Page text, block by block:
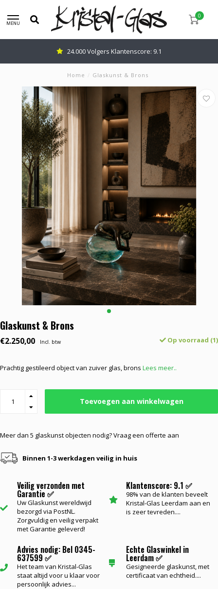
MENU
0
24.000 Volgers Klantenscore: 9.1
Home / Glaskunst & Brons
Glaskunst & Brons
€2.250,00 Incl. btw Op voorraad (1)
Prachtig gestileerd object van zuiver glas, brons Lees meer..
Toevoegen aan winkelwagen
Meer dan 5 glaskunst objecten nodig? Vraag een offerte aan
Binnen 1-3 werkdagen veilig in huis
Veilig verzonden met
Garantie ✅
Uw Glaskunst wereldwijd
bezorgd via PostNL.
Zorgvuldig en veilig verpakt
met Garantie geleverd!
Klantenscore: 9.1 ✅
98% van de klanten beveelt
Kristal-Glas Leerdam aan en
is zeer tevreden....
Advies nodig: Bel 0345-
637599 ✅
Het team van Kristal-Glas
staat altijd voor u klaar voor
persoonlijk advies...
Echte Glaswinkel in
Leerdam ✅
Gesigneerde glaskunst, met
certificaat van echtheid....